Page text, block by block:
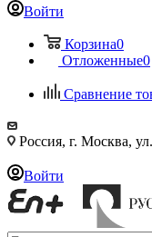
Войти
Корзина0
Отложенные0
Сравнение
Россия, г. Москва,
Войти